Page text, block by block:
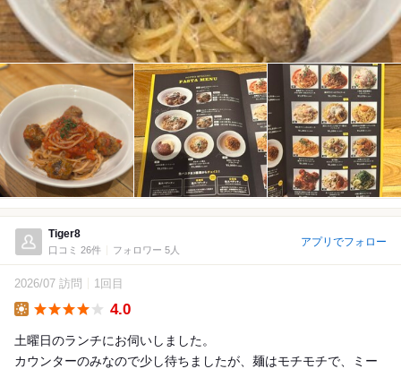
Tiger8
口コミ 26件 フォロワー 5人
アプリでフォロー
2026/07 訪問 1回目
4.0
土曜日のランチにお伺いしました。
カウンターのみなので少し待ちましたが、麺はモチモチで、ミー